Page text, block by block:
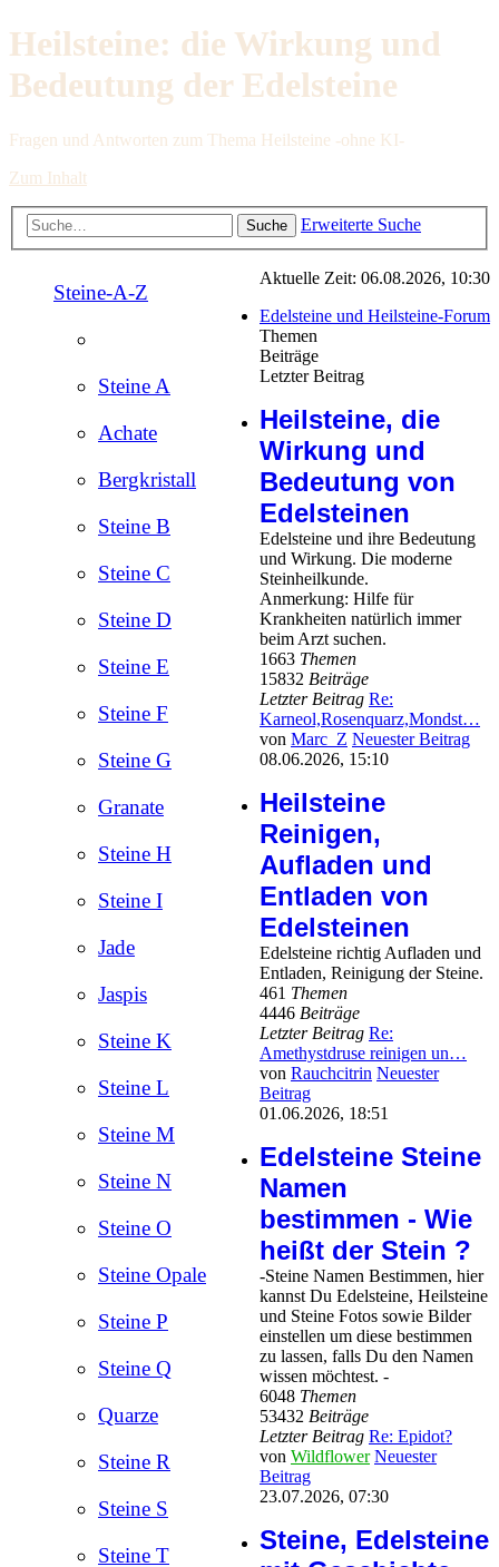
Heilsteine: die Wirkung und
Bedeutung der Edelsteine
Fragen und Antworten zum Thema Heilsteine -ohne KI-
Zum Inhalt
Suche Erweiterte Suche
Steine-A-Z
Steine A
Achate
Bergkristall
Steine B
Steine C
Steine D
Steine E
Steine F
Steine G
Granate
Steine H
Steine I
Jade
Jaspis
Steine K
Steine L
Steine M
Steine N
Steine O
Steine Opale
Steine P
Steine Q
Quarze
Steine R
Steine S
Steine T
Aktuelle Zeit: 06.08.2026, 10:30
Edelsteine und Heilsteine-Forum
Themen
Beiträge
Letzter Beitrag
Heilsteine, die
Wirkung und
Bedeutung von
Edelsteinen
Edelsteine und ihre Bedeutung
und Wirkung. Die moderne
Steinheilkunde.
Anmerkung: Hilfe für
Krankheiten natürlich immer
beim Arzt suchen.
1663 Themen
15832 Beiträge
Letzter Beitrag Re:
Karneol,Rosenquarz,Mondst…
von Marc_Z Neuester Beitrag
08.06.2026, 15:10
Heilsteine
Reinigen,
Aufladen und
Entladen von
Edelsteinen
Edelsteine richtig Aufladen und
Entladen, Reinigung der Steine.
461 Themen
4446 Beiträge
Letzter Beitrag Re:
Amethystdruse reinigen un…
von Rauchcitrin Neuester
Beitrag
01.06.2026, 18:51
Edelsteine Steine
Namen
bestimmen - Wie
heißt der Stein ?
-Steine Namen Bestimmen, hier
kannst Du Edelsteine, Heilsteine
und Steine Fotos sowie Bilder
einstellen um diese bestimmen
zu lassen, falls Du den Namen
wissen möchtest. -
6048 Themen
53432 Beiträge
Letzter Beitrag Re: Epidot?
von Wildflower Neuester
Beitrag
23.07.2026, 07:30
Steine, Edelsteine